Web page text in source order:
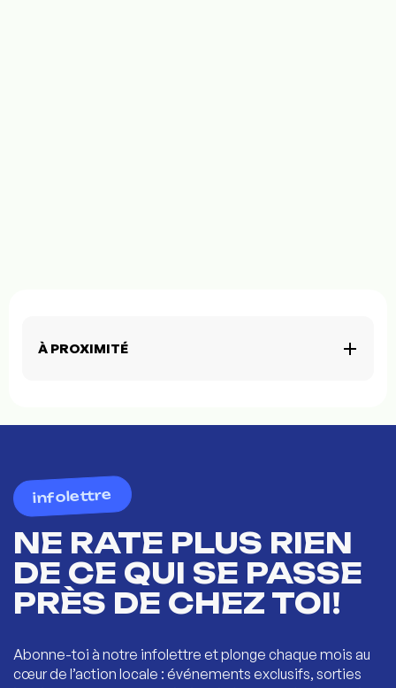
À PROXIMITÉ
infolettre
NE RATE PLUS RIEN
DE CE QUI SE PASSE
PRÈS DE CHEZ TOI!
Abonne-toi à notre infolettre et plonge chaque mois au
cœur de l’action locale : événements exclusifs, sorties